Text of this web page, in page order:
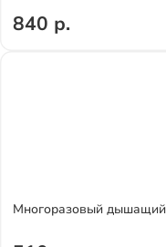
840 р.
Многоразовый дышащий